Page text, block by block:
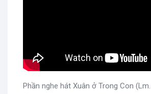
Phần nghe hát Xuân ở Trong Con